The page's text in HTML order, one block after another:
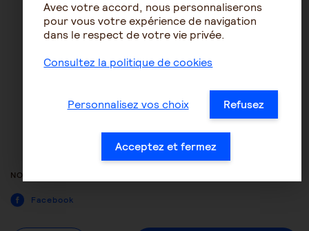
PLAN DU SITE
CONDITIONS GÉNÉRALES
GESTION DES COOKIES
ACCESSIBILITÉ : NON
CONFORME
NOUS SUIVRE
Facebook
Avec votre accord, nous personnaliserons
pour vous votre expérience de navigation
dans le respect de votre vie privée.
Consultez la politique de cookies
Personnalisez vos choix Refusez
Acceptez et fermez